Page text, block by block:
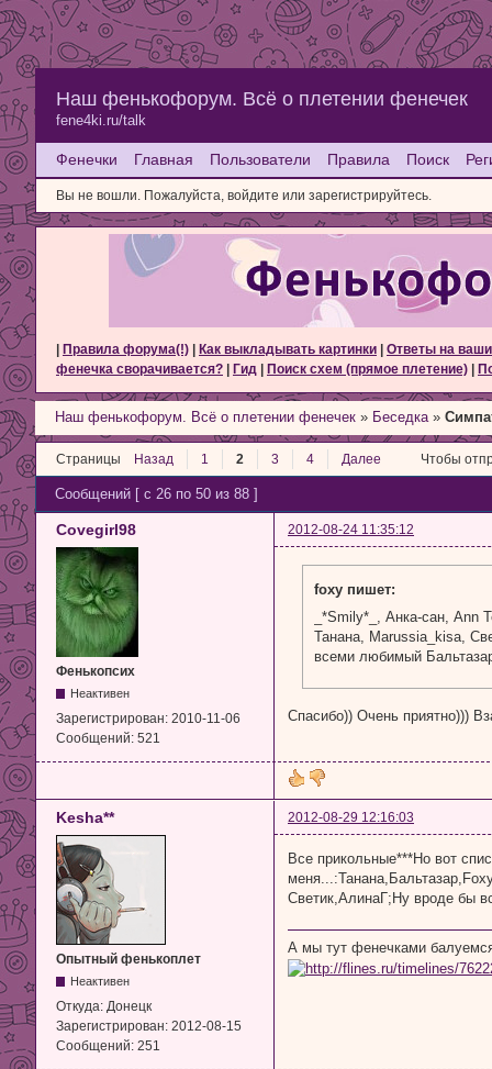
Наш фенькофорум. Всё о плетении фенечек
fene4ki.ru/talk
Фенечки Главная Пользователи Правила Поиск
Вы не вошли. Пожалуйста, войдите или зарегистрируйтесь.
Правила форума(!) Как выкладывать картинки
Ответы на
фенечка сворачивается?
Гид Поиск схем (прямое плетение)
Наш фенькофорум. Всё о плетении фенечек » Беседка »
Страницы Назад 1 2 3 4 Далее Чтобы
Сообщений [ с 26 по 50 из 88 ]
Covegirl98 2012-08-24 11:35:12
Фенькопсих
Неактивен
Зарегистрирован: 2010-11-06
Сообщений: 521
foxy пишет:
_*Smily*_, Анка-сан,
Танана, Marussia_kisa,
всеми любимый
Спасибо)) Очень приятно)))
Kesha** 2012-08-29 12:16:03
Опытный фенькоплет
Неактивен
Откуда: Донецк
Зарегистрирован: 2012-08-15
Сообщений: 251
Все прикольные***Но вот
Светик,АлинаГ;Ну вроде бы
А мы тут фенечками